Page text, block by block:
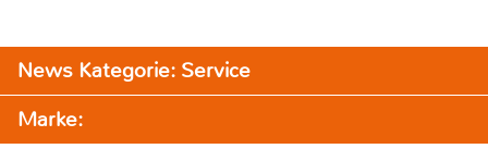
News Kategorie: Service
Marke: